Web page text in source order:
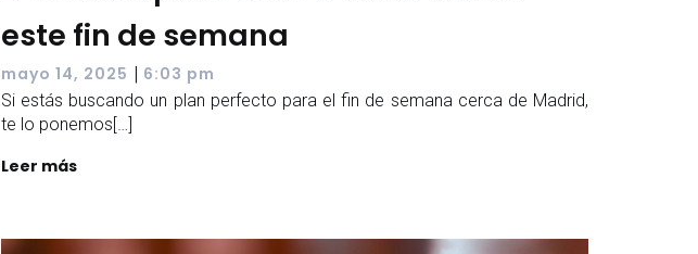
este fin de semana
mayo 14, 2025 | 6:03 pm
Si estás buscando un plan perfecto para el fin de semana cerca de Madrid,
te lo ponemos[…]
Leer más